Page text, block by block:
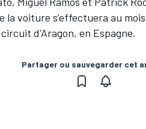
voiture s’effectuera au
d'Aragon, en Espagne.
Partager ou sauvegarder cet